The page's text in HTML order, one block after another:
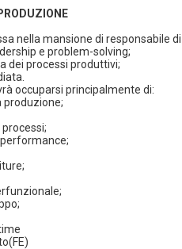
nella mansione di responsabile
e problem-solving;
dei processi produttivi;
occuparsi principalmente di:
produzione;